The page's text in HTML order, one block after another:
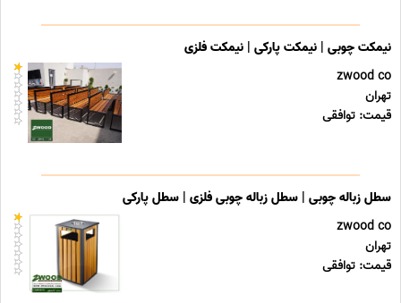
نیمکت چوبی | نیمکت پارکی | نیمکت فلزی
zwood co
تهران
قیمت: توافقی
سطل زباله چوبی | سطل زباله چوبی فلزی | سطل پارکی
zwood co
تهران
قیمت: توافقی